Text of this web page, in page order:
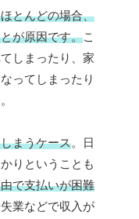
とんどの場合、
が原因です。こ
しまったり、家
ってしまったり
まうケース。日
りということも
で支払いが困難
業などで収入が